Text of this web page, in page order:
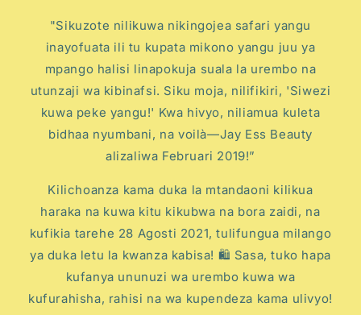
"Sikuzote nilikuwa nikingojea safari yangu
inayofuata ili tu kupata mikono yangu juu ya
mpango halisi linapokuja suala la urembo na
utunzaji wa kibinafsi. Siku moja, nilifikiri, 'Siwezi
kuwa peke yangu!' Kwa hivyo, niliamua kuleta
bidhaa nyumbani, na voilà—Jay Ess Beauty
alizaliwa Februari 2019!”
Kilichoanza kama duka la mtandaoni kilikua
haraka na kuwa kitu kikubwa na bora zaidi, na
kufikia tarehe 28 Agosti 2021, tulifungua milango
ya duka letu la kwanza kabisa! 🛍 Sasa, tuko hapa
kufanya ununuzi wa urembo kuwa wa
kufurahisha, rahisi na wa kupendeza kama ulivyo!